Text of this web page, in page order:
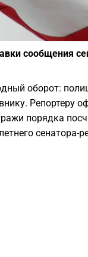
сообщения
оборот:
Репортеру
порядка
сенатора-